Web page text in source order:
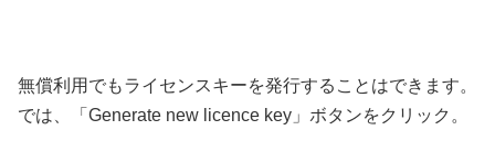
無償利用でもライセンスキーを発行することはできます。
では、「Generate new licence key」ボタンをクリック。